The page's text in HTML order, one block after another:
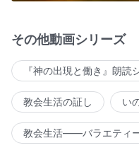
その他動画シリーズ
『神の出現と働き』朗読
教会生活の証し い
教会生活――バラエティ